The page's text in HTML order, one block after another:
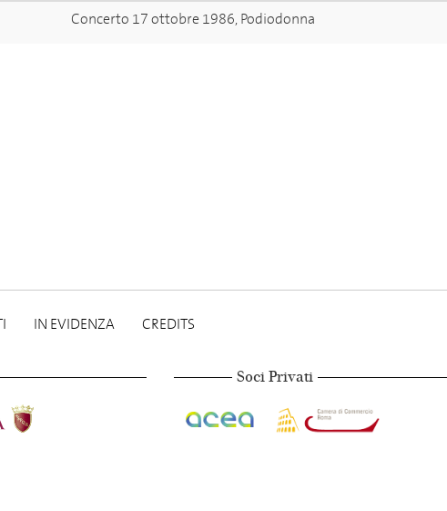
Concerto 17 ottobre 1986, Podiodonna
IN EVIDENZA CREDITS
Soci Privati